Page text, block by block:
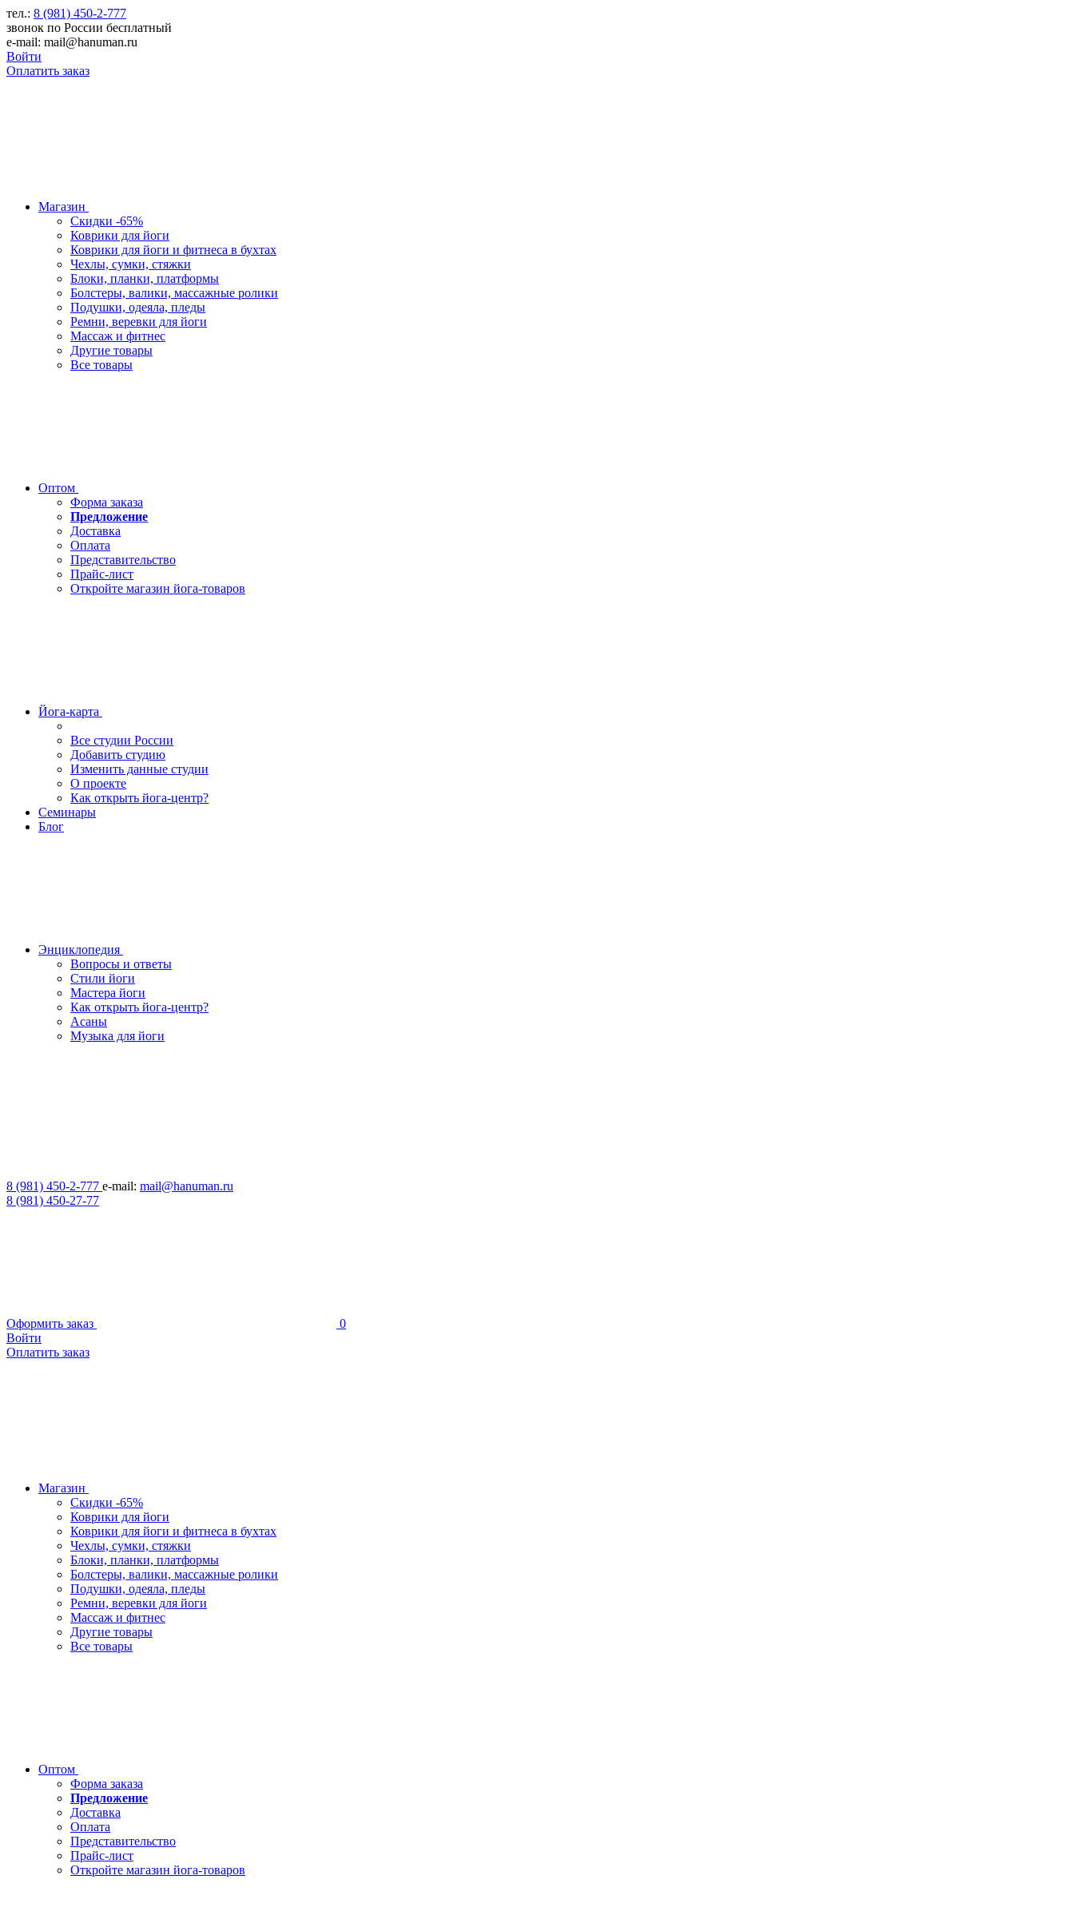
тел.: 8 (981) 450-2-777
звонок по России бесплатный
e-mail: mail@hanuman.ru
Войти
Оплатить заказ
Магазин
Скидки -65%
Коврики для йоги
Коврики для йоги и фитнеса в бухтах
Чехлы, сумки, стяжки
Блоки, планки, платформы
Болстеры, валики, массажные ролики
Подушки, одеяла, пледы
Ремни, веревки для йоги
Массаж и фитнес
Другие товары
Все товары
Оптом
Форма заказа
Предложение
Доставка
Оплата
Представительство
Прайс-лист
Откройте магазин йога-товаров
Йога-карта
Все студии России
Добавить студию
Изменить данные студии
О проекте
Как открыть йога-центр?
Семинары
Блог
Энциклопедия
Вопросы и ответы
Стили йоги
Мастера йоги
Как открыть йога-центр?
Асаны
Музыка для йоги
8 (981) 450-2-777 e-mail: mail@hanuman.ru
8 (981) 450-27-77
Оформить заказ
0
Войти
Оплатить заказ
Магазин
Скидки -65%
Коврики для йоги
Коврики для йоги и фитнеса в бухтах
Чехлы, сумки, стяжки
Блоки, планки, платформы
Болстеры, валики, массажные ролики
Подушки, одеяла, пледы
Ремни, веревки для йоги
Массаж и фитнес
Другие товары
Все товары
Оптом
Форма заказа
Предложение
Доставка
Оплата
Представительство
Прайс-лист
Откройте магазин йога-товаров